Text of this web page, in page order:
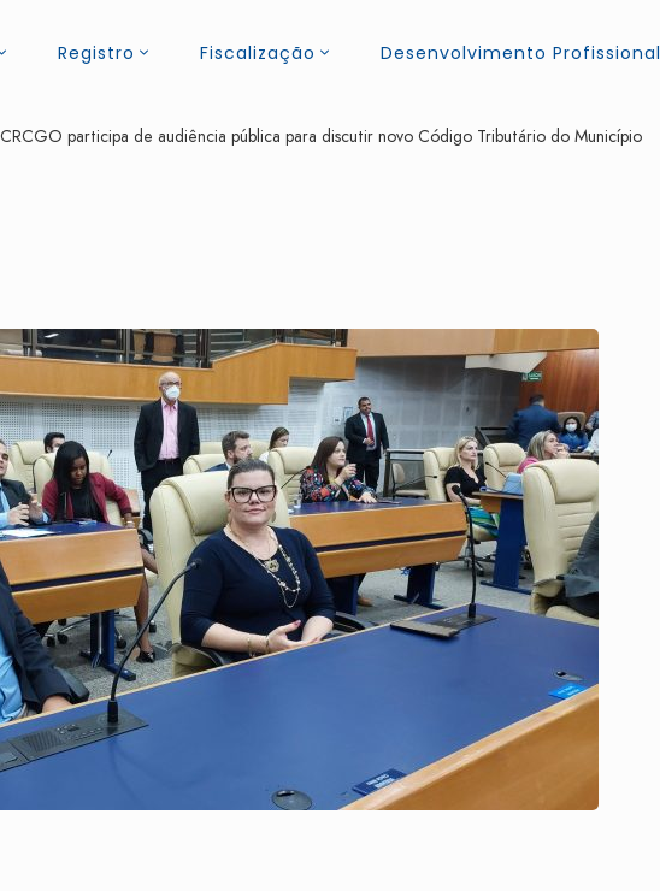
Registro Fiscalização Desenvolvimento Profissional
CRCGO participa de audiência pública para discutir novo Código Tributário do Município